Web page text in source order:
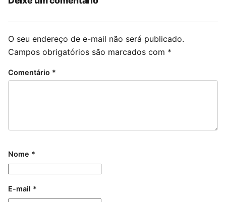
O seu endereço de e-mail não será publicado.
Campos obrigatórios são marcados com *
Comentário *
Nome *
E-mail *